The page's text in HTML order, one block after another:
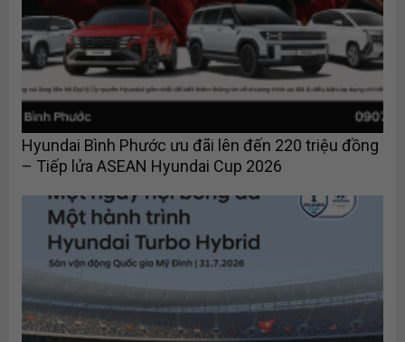
Hyundai Bình Phước ưu đãi lên đến 220 triệu đồng
– Tiếp lửa ASEAN Hyundai Cup 2026